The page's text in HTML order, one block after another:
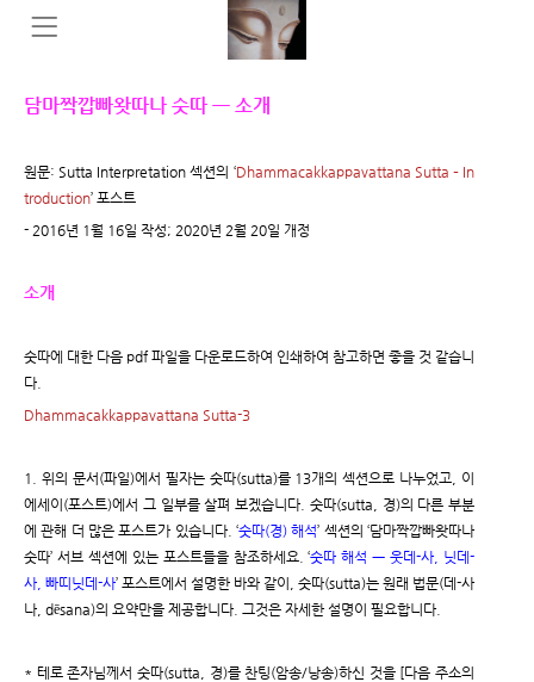
담마짝깝빠왓따나 숫따 ㅡ 소개
원문: Sutta Interpretation 섹션의 ‘Dhammacakkappavattana Sutta – In
troduction’ 포스트
- 2016년 1월 16일 작성; 2020년 2월 20일 개정
소개
숫따에 대한 다음 pdf 파일을 다운로드하여 인쇄하여 참고하면 좋을 것 같습니
다.
Dhammacakkappavattana Sutta-3
1. 위의 문서(파일)에서 필자는 숫따(sutta)를 13개의 섹션으로 나누었고, 이
에세이(포스트)에서 그 일부를 살펴 보겠습니다. 숫따(sutta, 경)의 다른 부분
에 관해 더 많은 포스트가 있습니다. ‘숫따(경) 해석’ 섹션의 ‘담마짝깝빠왓따나
숫따’ 서브 섹션에 있는 포스트들을 참조하세요. ‘숫따 해석 ㅡ 웃데-사, 닛데-
사, 빠띠닛데-사’ 포스트에서 설명한 바와 같이, 숫따(sutta)는 원래 법문(데-사
나, dēsana)의 요약만을 제공합니다. 그것은 자세한 설명이 필요합니다.
* 테로 존자님께서 숫따(sutta, 경)를 찬팅(암송/낭송)하신 것을 [다음 주소의